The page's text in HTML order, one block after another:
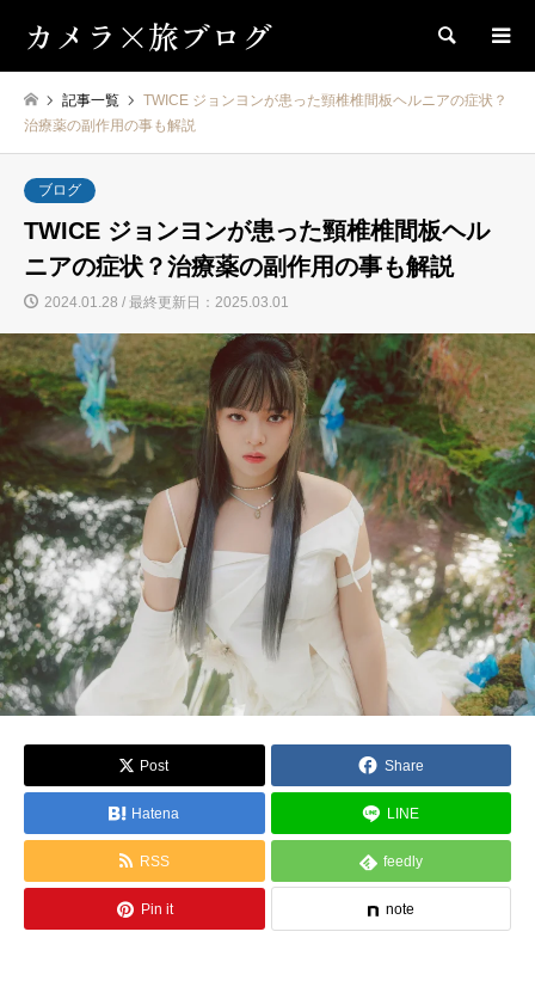
カメラ×旅ブログ 検索
記事一覧
TWICE ジョンヨンが患った頸椎椎間板ヘルニアの症状？
治療薬の副作用の事も解説
ブログ
TWICE ジョンヨンが患った頸椎椎間板ヘル
ニアの症状？治療薬の副作用の事も解説
2024.01.28 / 最終更新日：2025.03.01
Post Share
Hatena LINE
RSS feedly
Pin it note